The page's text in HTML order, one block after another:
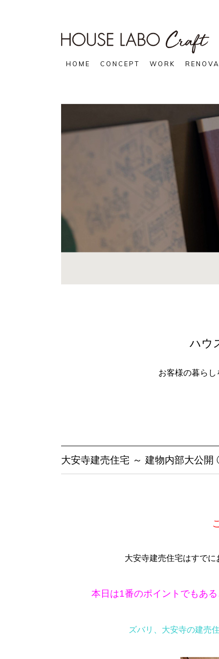
HOME CONCEPT WORK
ハウ
お客様の暮ら
大安寺建売住宅 ～ 建物内部大公
大安寺建売住宅はすで
本日は1番のポイントでもあ
ズバリ、大安寺の建売